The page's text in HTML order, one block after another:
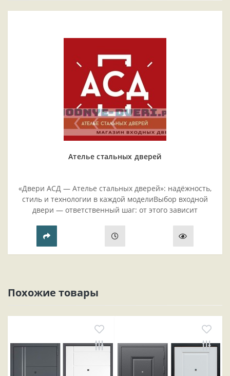
Ателье стальных дверей
«Двери АСД — Ателье стальных дверей»: надёжность,
стиль и технологии в каждой моделиВыбор входной
двери — ответственный шаг: от этого зависит
прихожей..
Похожие товары